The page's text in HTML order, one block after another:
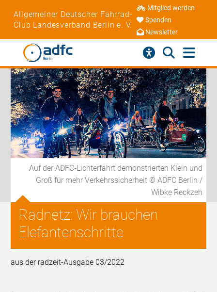
Allgemeiner Deutscher Fahrrad-
Club Landesverband Berlin e. V.
Mitglied werden
Spenden
Newsletter
Auf der ADFC-Lichterfahrt demonstrierten Klein und
Groß für mehr Verkehrssicherheit © ADFC Berlin /
Wibke Reckzeh
Radnetz: Wir brauchen
Elefantenschritte
aus der radzeit-Ausgabe 03/2022